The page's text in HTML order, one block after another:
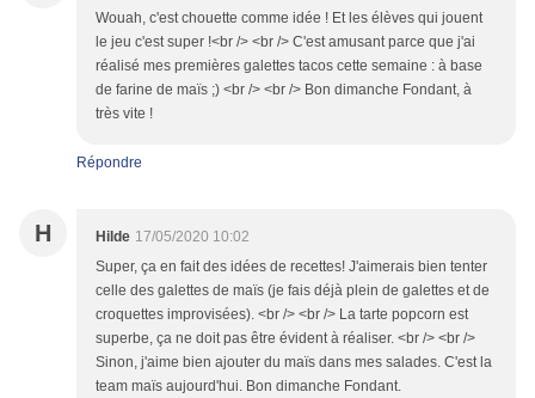
Wouah, c'est chouette comme idée ! Et les élèves qui jouent
le jeu c'est super !<br /> <br /> C'est amusant parce que j'ai
réalisé mes premières galettes tacos cette semaine : à base
de farine de maïs ;) <br /> <br /> Bon dimanche Fondant, à
très vite !
Répondre
H Hilde 17/05/2020 10:02
Super, ça en fait des idées de recettes! J'aimerais bien tenter
celle des galettes de maïs (je fais déjà plein de galettes et de
croquettes improvisées). <br /> <br /> La tarte popcorn est
superbe, ça ne doit pas être évident à réaliser. <br /> <br />
Sinon, j'aime bien ajouter du maïs dans mes salades. C'est la
team maïs aujourd'hui. Bon dimanche Fondant.